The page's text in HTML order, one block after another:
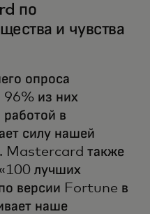
по
и чувства
опроса
96% из них
работой в
силу нашей
Mastercard также
лучших
версии Fortune в
наше